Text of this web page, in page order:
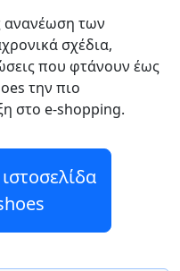
ανανέωση των
σχέδια,
που φτάνουν έως
την πιο
στο e-shopping.